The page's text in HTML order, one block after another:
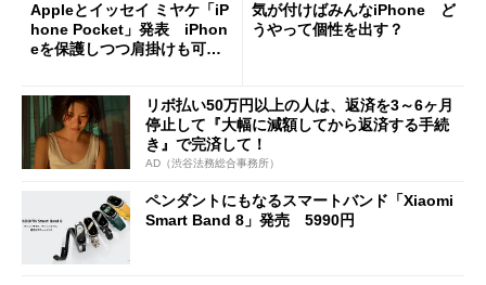
Appleとイッセイ ミヤケ「iP
hone Pocket」発表 iPhon
eを保護しつつ肩掛けも可
気が付けばみんなiPhone ど
うやって個性を出す？
リボ払い50万円以上の人は、返済を3～6ヶ月
停止して『大幅に減額してから返済する手続
き』で完済して！
AD（渋谷法務総合事務所）
ペンダントにもなるスマートバンド「Xiaomi
Smart Band 8」発売 5990円